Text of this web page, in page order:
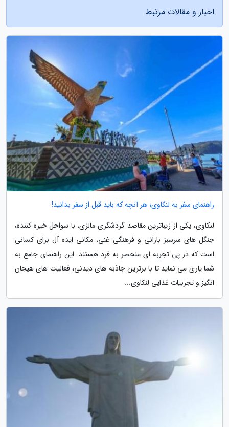
اخبار و مقالات مرتبط
راهنمای سفر به لنکاوی؛ هر آنچه که باید قبل از سفر بدانید!
لنکاوی، یکی از زیباترین مقاصد گردشگری مالزی، با سواحل خیره کننده،
جنگل های سرسبز بارانی و فرهنگی غنی، مکانی ایده آل برای کسانی
است که در پی تجربه ای منحصر به فرد هستند. این راهنمای جامع به
شما یاری می نماید تا با برترین جاذبه های دیدنی، فعالیت های هیجان
انگیز و تجربیات غذایی لنکاوی...